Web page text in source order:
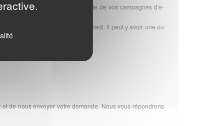
le meilleur taux de réussite de vos campagnes d'e-
commande, du lundi au vendredi. Il peut y avoir une ou
et de nous envoyer votre demande. Nous vous répondrons